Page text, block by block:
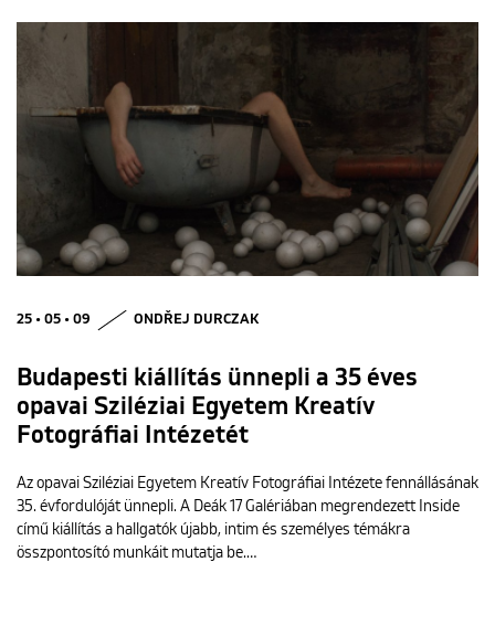
25 • 05 • 09 ONDŘEJ DURCZAK
Budapesti kiállítás ünnepli a 35 éves
opavai Sziléziai Egyetem Kreatív
Fotográfiai Intézetét
Az opavai Sziléziai Egyetem Kreatív Fotográfiai Intézete fennállásának
35. évfordulóját ünnepli. A Deák 17 Galériában megrendezett Inside
című kiállítás a hallgatók újabb, intim és személyes témákra
összpontosító munkáit mutatja be.…